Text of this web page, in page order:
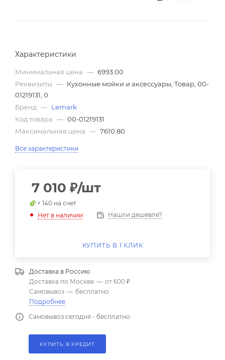
Характеристики
Минимальная цена — 6993.00
Реквизиты — Кухонные мойки и аксессуары, Товар, 00-
01219131, 0
Бренд — Lemark
Код товара — 00-01219131
Максимальная цена — 7610.80
Все характеристики
7 010 ₽/шт
+ 140 на счет
Нет в наличии
Нашли дешевле?
КУПИТЬ В 1 КЛИК
Доставка в Россию
Доставка по Москве — от 600 ₽
Самовывоз — бесплатно
Подробнее
Самовывоз сегодня - бесплатно
КУПИТЬ В КРЕДИТ